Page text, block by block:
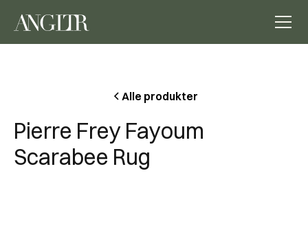
Alle produkter
Pierre Frey Fayoum
Scarabee Rug